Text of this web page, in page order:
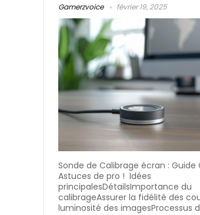
Gamerzvoice février 19, 2025
Sonde de Calibrage écran :
Astuces de pro ! Idées
principalesDétailsImportance du
calibrageAssurer la fidélité des
luminosité des imagesProcessus